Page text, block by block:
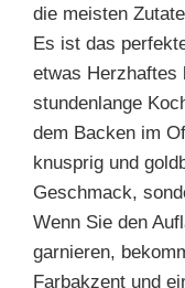
die meisten
Es ist das
etwas Herzhaftes
stundenlange
dem Backen im
knusprig und
Geschmack,
Wenn Sie den
garnieren,
Farbakzent und